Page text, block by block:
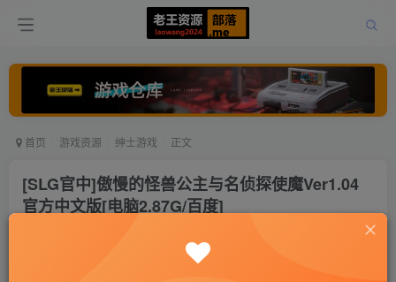
首页 游戏资源 绅士游戏 正文
[SLG官中]傲慢的怪兽公主与名侦探使魔Ver1.04
官方中文版[电脑2.87G/百度]